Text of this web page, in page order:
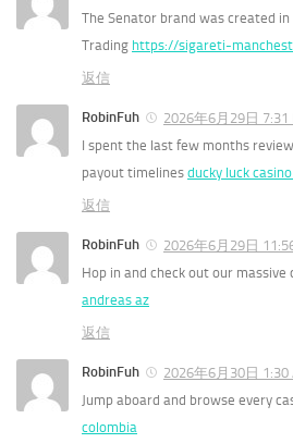
The Senator brand was created
Trading https://sigareti-
返信
RobinFuh
2026年6月29日 7:31
I spent the last few months
payout timelines ducky luck
返信
RobinFuh
2026年6月29日
Hop in and check out our massive
andreas az
返信
RobinFuh
2026年6月30日 1:30
Jump aboard and browse every
colombia